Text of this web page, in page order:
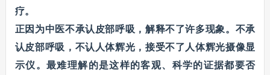
疗。
正因为中医不承认皮部呼吸，解释不了许多现象。不承
认皮部呼吸，不认人体辉光，接受不了人体辉光摄像显
示仪。最难理解的是这样的客观、科学的证据都要否